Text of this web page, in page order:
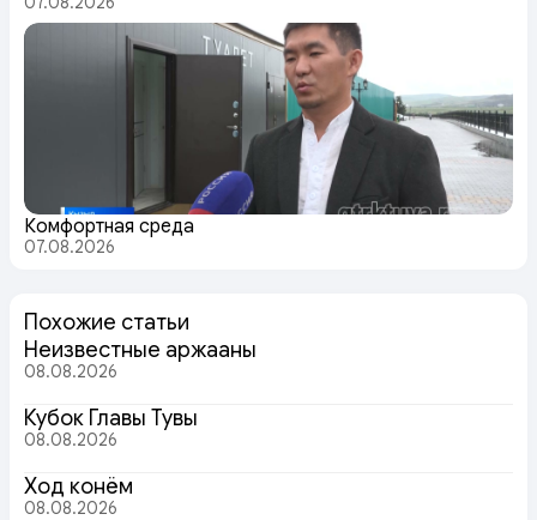
Комфортная среда
07.08.2026
Похожие статьи
Неизвестные аржааны
08.08.2026
Кубок Главы Тувы
08.08.2026
Ход конём
08.08.2026